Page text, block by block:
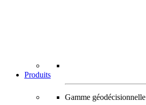
Produits
Gamme géodécisionnelle